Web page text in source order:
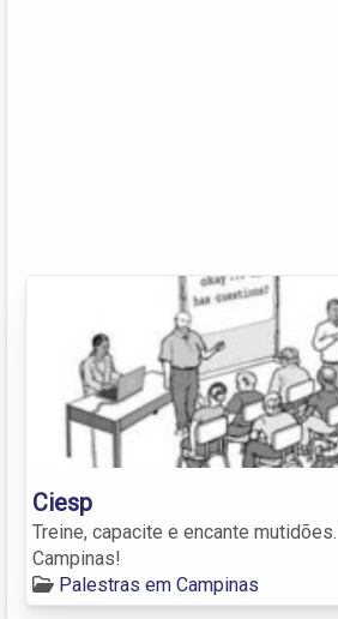
Ciesp
Treine, capacite e encante
Campinas!
Palestras em Campinas